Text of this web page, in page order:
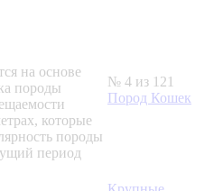
на основе
породы
которые
породы
период
№ 4 из 121
Пород Кошек